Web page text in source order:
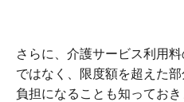
さらに、介護サービス利用
ではなく、限度額を超えた
負担になることも知っておき